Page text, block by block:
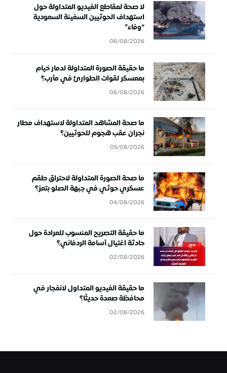
لا صحة لمقاطع الفيديو المتداولة حول
استهداف الحوثيين السفينة السعودية
“وفاء”
06/08/2026
ما حقيقة الصورة المتداولة لدمار خيام
بمعسكر لقوات الطوارئ في مأرب؟
06/08/2026
ما صحة المشاهد المتداولة لاستهداف مطار
نجران عقب هجوم للحوثيين؟
05/08/2026
ما صحة الصورة المتداولة لاحتراق طقم
عسكري حوثي في جبهة الصلو بتعز؟
04/08/2026
ما حقيقة التصريح المنسوب للعرادة حول
حادثة اغتيال أسامة الردفاني؟
02/08/2026
ما حقيقة الفيديو المتداول لانفجار في
محافظة صعدة حديثًا؟
02/08/2026